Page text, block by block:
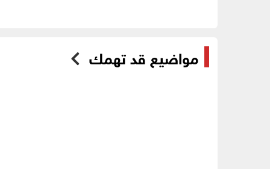
مواضيع قد تهمك